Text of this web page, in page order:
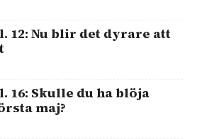
12: Nu blir det dyrare att
16: Skulle du ha blöja
maj?